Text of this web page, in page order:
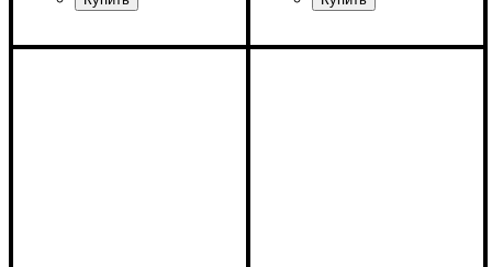
Ширина: 40 см
Ширина: 80 см